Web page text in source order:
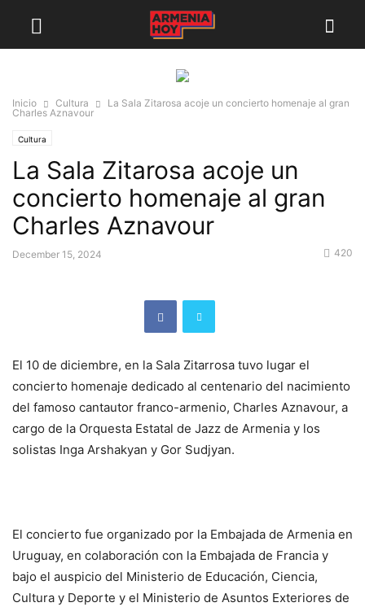
Inicio Cultura
La Sala Zitarosa acoje un concierto homenaje al gran
Charles Aznavour
Cultura
La Sala Zitarosa acoje un
concierto homenaje al gran
Charles Aznavour
December 15, 2024 420
El 10 de diciembre, en la Sala Zitarrosa tuvo lugar el
concierto homenaje dedicado al centenario del nacimiento
del famoso cantautor franco-armenio, Charles Aznavour, a
cargo de la Orquesta Estatal de Jazz de Armenia y los
solistas Inga Arshakyan y Gor Sudjyan.
El concierto fue organizado por la Embajada de Armenia en
Uruguay, en colaboración con la Embajada de Francia y
bajo el auspicio del Ministerio de Educación, Ciencia,
Cultura y Deporte y el Ministerio de Asuntos Exteriores de